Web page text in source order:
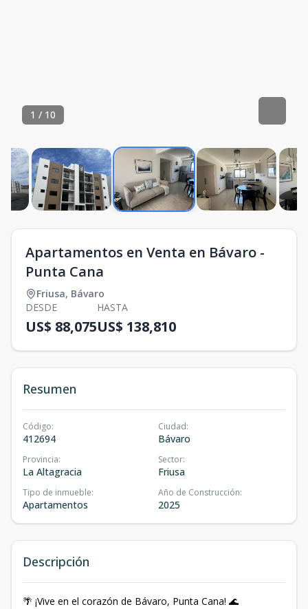
1 / 10
Apartamentos en Venta en Bávaro -
Punta Cana
Friusa, Bávaro
DESDE
US$ 88,075
HASTA
US$ 138,810
Resumen
Código:
412694
Ciudad:
Bávaro
Provincia:
La Altagracia
Sector:
Friusa
Tipo de inmueble:
Apartamentos
Año de Construcción:
2025
Descripción
🌴 ¡Vive en el corazón de Bávaro, Punta Cana! 🌊